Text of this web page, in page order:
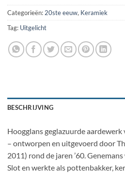
Categorieën:20ste eeuw, Keramiek
Tag: Uitgelicht
BESCHRIJVING
Hoogglans geglazuurde aardewerk
– ontworpen en uitgevoerd door
2011) rond de jaren ’60.
Slot en werkte als pottenbakker,